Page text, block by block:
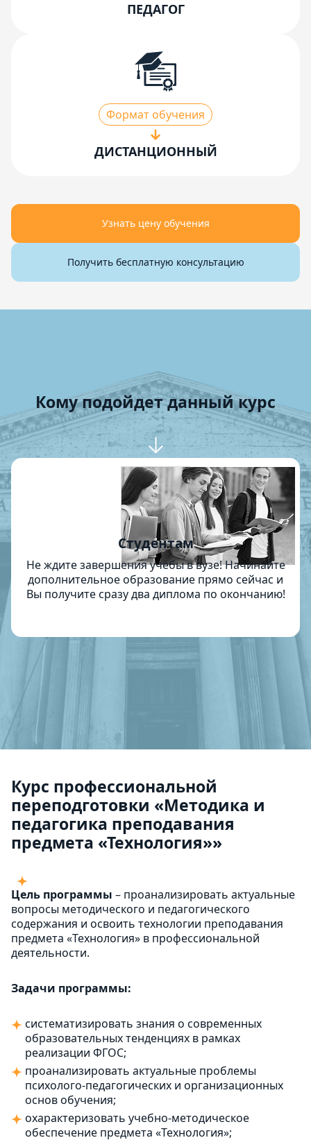
ПЕДАГОГ
Формат обучения
ДИСТАНЦИОННЫЙ
Узнать цену обучения
Получить бесплатную консультацию
Кому подойдет данный курс
Студентам
Не ждите завершения учёбы в вузе! Начинайте
дополнительное образование прямо сейчас и
Вы получите сразу два диплома по окончанию!
Курс профессиональной
переподготовки «Методика и
педагогика преподавания
предмета «Технология»»
Цель программы – проанализировать актуальные
вопросы методического и педагогического
содержания и освоить технологии преподавания
предмета «Технология» в профессиональной
деятельности.
Задачи программы:
систематизировать знания о современных
образовательных тенденциях в рамках
реализации ФГОС;
проанализировать актуальные проблемы
психолого-педагогических и организационных
основ обучения;
охарактеризовать учебно-методическое
обеспечение предмета «Технология»;